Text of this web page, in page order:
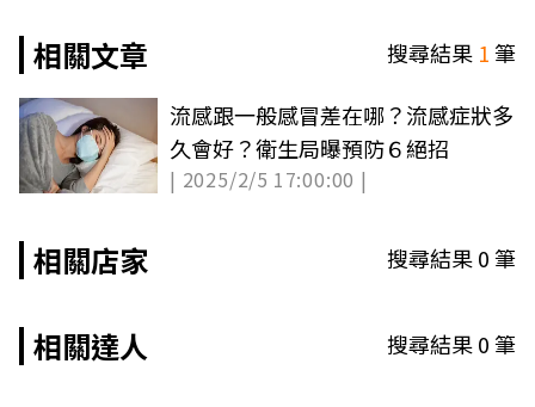
相關文章
搜尋結果 1筆
流感跟一般感冒差在哪？流感症狀多
久會好？衛生局曝預防６絕招
| 2025/2/5 17:00:00 |
相關店家 搜尋結果0筆
相關達人 搜尋結果0筆